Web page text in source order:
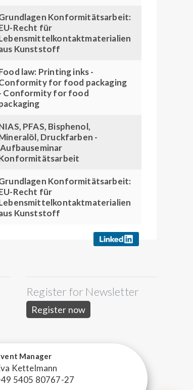
Manager
Kettelmann
5405 80767-27
Konformitätsarbeit:
Recht für
Kunststoff
law: Printing inks -
for food packaging
Conformity for food
PFAS, Bisphenol,
Druckfarben -
Aufbauseminar
Konformitätsarbeit:
Recht für
Kunststoff
Register for Newsletter
Register now